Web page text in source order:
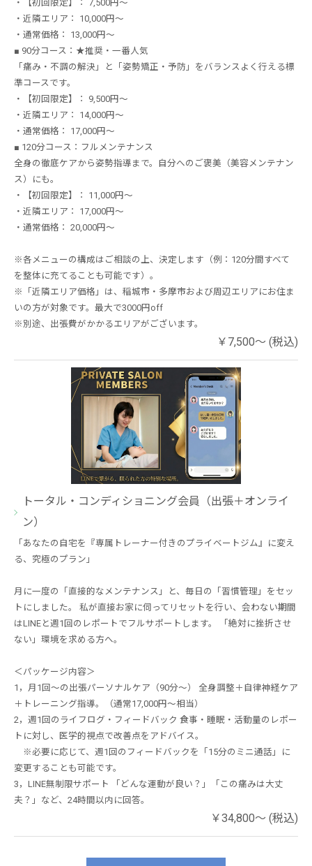
・【初回限定】： 7,500円〜
・近隣エリア： 10,000円〜
・通常価格： 13,000円〜
■ 90分コース：★推奨・一番人気
「痛み・不調の解決」と「姿勢矯正・予防」をバランスよく行える標
準コースです。
・【初回限定】： 9,500円〜
・近隣エリア： 14,000円〜
・通常価格： 17,000円〜
■ 120分コース：フルメンテナンス
全身の徹底ケアから姿勢指導まで。自分へのご褒美（美容メンテナン
ス）にも。
・【初回限定】： 11,000円〜
・近隣エリア： 17,000円〜
・通常価格： 20,000円〜
※各メニューの構成はご相談の上、決定します（例：120分間すべて
を整体に充てることも可能です）。
※「近隣エリア価格」は、稲城市・多摩市および周辺エリアにお住ま
いの方が対象です。最大で3000円off
※別途、出張費がかかるエリアがございます。
￥7,500～ (税込)
トータル・コンディショニング会員（出張＋オンライ
ン）
「あなたの自宅を『専属トレーナー付きのプライベートジム』に変え
る、究極のプラン」
月に一度の「直接的なメンテナンス」と、毎日の「習慣管理」をセッ
トにしました。 私が直接お家に伺ってリセットを行い、会わない期間
はLINEと週1回のレポートでフルサポートします。 「絶対に挫折させ
ない」環境を求める方へ。
＜パッケージ内容＞
1，月1回～の出張パーソナルケア（90分～） 全身調整＋自律神経ケア
＋トレーニング指導。（通常17,000円～相当）
2，週1回のライフログ・フィードバック 食事・睡眠・活動量のレポー
トに対し、医学的視点で改善点をアドバイス。
※必要に応じて、週1回のフィードバックを「15分のミニ通話」に
変更することも可能です。
3，LINE無制限サポート 「どんな運動が良い？」「この痛みは大丈
夫？」など、24時間以内に回答。
￥34,800～ (税込)